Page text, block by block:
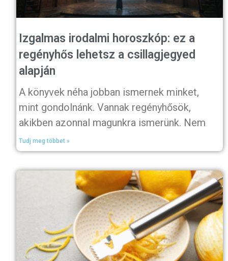
Izgalmas irodalmi horoszkóp: ez a
regényhős lehetsz a csillagjegyed
alapján
A könyvek néha jobban ismernek minket,
mint gondolnánk. Vannak regényhősök,
akikben azonnal magunkra ismerünk. Nem
Tudj meg többet »